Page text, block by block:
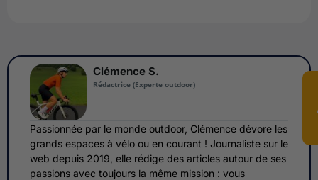
Clémence S.
Rédactrice (Experte outdoor)
Passionnée par le monde outdoor, Clémence dévore les
grands espaces à vélo ou en courant ! Journaliste sur le
web depuis 2019, elle rédige des articles autour de ses
passions avec toujours la même mission : vous